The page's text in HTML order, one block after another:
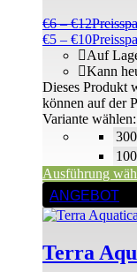
€6 –€12
€5 – €10
Auf
Kann
Variante wählen:
Ausführung
Dieses Produkt
können auf der
ANGEBOT
Terra